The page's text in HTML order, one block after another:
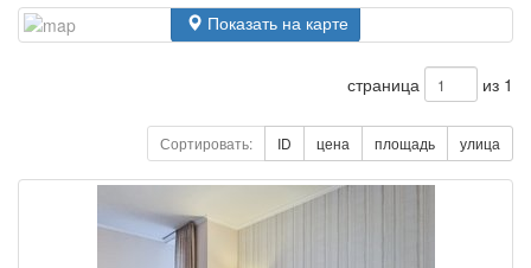
Показать на карте
страница из 1
Сортировать: ID цена площадь улица